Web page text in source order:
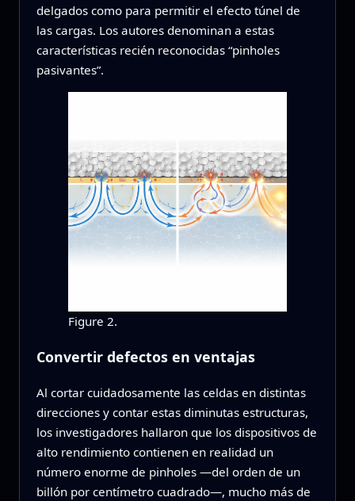
delgados como para permitir el efecto túnel de
las cargas. Los autores denominan a estas
características recién reconocidas “pinholes
pasivantes”.
Figure 2.
Convertir defectos en ventajas
Al cortar cuidadosamente las celdas en distintas
direcciones y contar estas diminutas estructuras,
los investigadores hallaron que los dispositivos de
alto rendimiento contienen en realidad un
número enorme de pinholes —del orden de un
billón por centímetro cuadrado—, mucho más de